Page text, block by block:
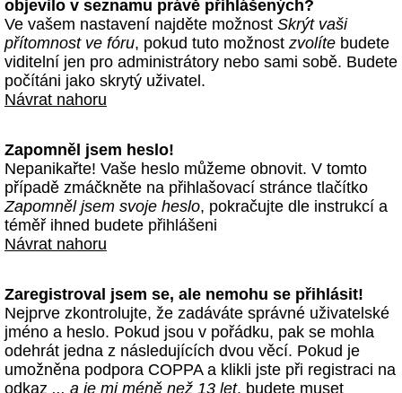
objevilo v seznamu právě přihlášených?
Ve vašem nastavení najděte možnost Skrýt vaši
přítomnost ve fóru, pokud tuto možnost zvolíte budete
viditelní jen pro administrátory nebo sami sobě. Budete
počítáni jako skrytý uživatel.
Návrat nahoru
Zapomněl jsem heslo!
Nepanikařte! Vaše heslo můžeme obnovit. V tomto
případě zmáčkněte na přihlašovací stránce tlačítko
Zapomněl jsem svoje heslo, pokračujte dle instrukcí a
téměř ihned budete přihlášeni
Návrat nahoru
Zaregistroval jsem se, ale nemohu se přihlásit!
Nejprve zkontrolujte, že zadáváte správné uživatelské
jméno a heslo. Pokud jsou v pořádku, pak se mohla
odehrát jedna z následujících dvou věcí. Pokud je
umožněna podpora COPPA a klikli jste při registraci na
odkaz ... a je mi méně než 13 let, budete muset